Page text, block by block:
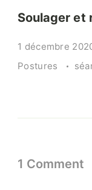
Soulager et
1 décembre
Postures
1 Comment